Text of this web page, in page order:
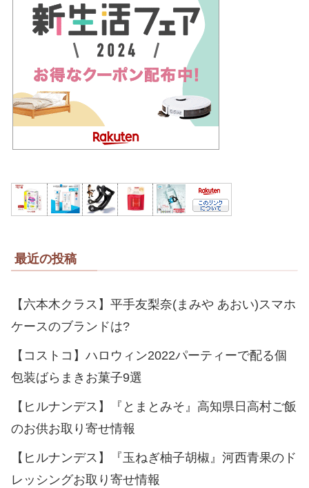
最近の投稿
【六本木クラス】平手友梨奈(まみや あおい)スマホ
ケースのブランドは?
【コストコ】ハロウィン2022パーティーで配る個
包装ばらまきお菓子9選
【ヒルナンデス】『とまとみそ』高知県日高村ご飯
のお供お取り寄せ情報
【ヒルナンデス】『玉ねぎ柚子胡椒』河西青果のド
レッシングお取り寄せ情報